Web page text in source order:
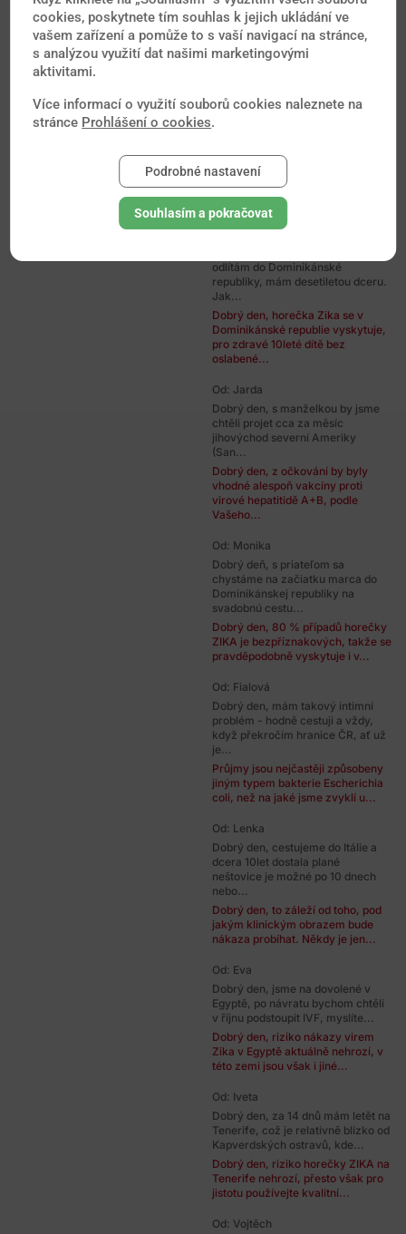
exoticku dovolenku, ale zaroven
sa snazim otehotniet... Ktoru...
Dobrý den, z uvedených destinací
bych z hlediska zdravotních rizik
Od: zuzana
Dobrý den, za 12 dnů odjíždíme na
riziko nákazy spalniček? Máme...
Dobrý den, pokud letíte
pravidelnou linkou, kde budou v
letadle a na letišti stovky osob z...
Od: Zdeňka
odlítám do Dominikánské
republiky, mám desetiletou dceru.
Jak...
Dobrý den, horečka Zika se v
Dominikánské republie vyskytuje,
pro zdravé 10leté dítě bez
oslabené...
Od: Jarda
Dobrý den, s manželkou by jsme
chtěli projet cca za měsíc
jihovýchod severní Ameriky
(San...
Dobrý den, z očkování by byly
vhodné alespoň vakcíny proti
virové hepatitidě A+B, podle
Vašeho...
Od: Monika
Dobrý deň, s priateľom sa
chystáme na začiatku marca do
Dominikánskej republiky na
svadobnú cestu...
Dobrý den, 80 % případů horečky
ZIKA je bezpříznakových, takže se
pravděpodobně vyskytuje i v...
Od: Fialová
Dobrý den, mám takový intimní
problém - hodně cestuji a vždy,
když překročím hranice ČR, ať už
je...
Průjmy jsou nejčastěji způsobeny
jiným typem bakterie Escherichia
coli, než na jaké jsme zvyklí u...
Od: Lenka
Dobrý den, cestujeme do Itálie a
dcera 10let dostala plané
neštovice je možné po 10 dnech
nebo...
Dobrý den, to záleží od toho, pod
jakým klinickým obrazem bude
nákaza probíhat. Někdy je jen...
Od: Eva
Dobrý den, jsme na dovolené v
Egyptě, po návratu bychom chtěli
v říjnu podstoupit IVF, myslíte...
Dobrý den, riziko nákazy virem
Zika v Egyptě aktuálně nehrozí, v
této zemi jsou však i jiné...
Od: Iveta
Dobrý den, za 14 dnů mám letět na
Tenerife, což je relativně blízko od
Kapverdských ostravů, kde...
Dobrý den, riziko horečky ZIKA na
Tenerife nehrozí, přesto však pro
jistotu používejte kvalitní...
Od: Vojtěch
cookies, poskytnete tím souhlas k jejich ukládání ve
vašem zařízení a pomůže to s vaší navigací na stránce,
s analýzou využití dat našimi marketingovými
aktivitami.
Více informací o využití souborů cookies naleznete na
stránce Prohlášení o cookies.
Podrobné nastavení
Souhlasím a pokračovat